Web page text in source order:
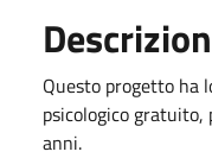
Questo progetto ha
psicologico
anni.